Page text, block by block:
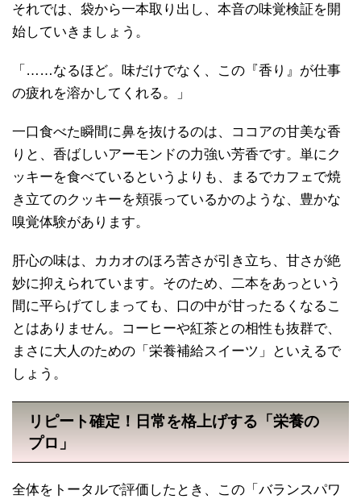
それでは、袋から一本取り出し、本音の味覚検証を開
始していきましょう。
「……なるほど。味だけでなく、この『香り』が仕事
の疲れを溶かしてくれる。」
一口食べた瞬間に鼻を抜けるのは、ココアの甘美な香
りと、香ばしいアーモンドの力強い芳香です。単にク
ッキーを食べているというよりも、まるでカフェで焼
き立てのクッキーを頬張っているかのような、豊かな
嗅覚体験があります。
肝心の味は、カカオのほろ苦さが引き立ち、甘さが絶
妙に抑えられています。そのため、二本をあっという
間に平らげてしまっても、口の中が甘ったるくなるこ
とはありません。コーヒーや紅茶との相性も抜群で、
まさに大人のための「栄養補給スイーツ」といえるで
しょう。
リピート確定！日常を格上げする「栄養の
プロ」
全体をトータルで評価したとき、この「バランスパワ